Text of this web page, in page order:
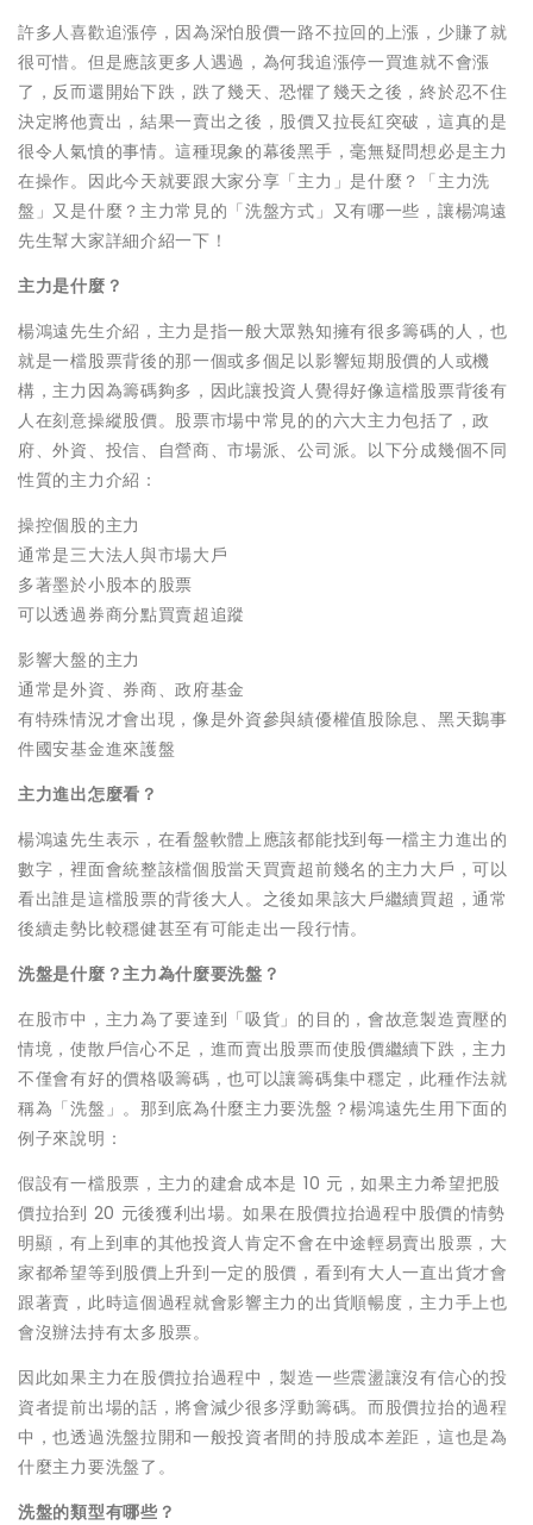
許多人喜歡追漲停，因為深怕股價一路不拉回的上漲，少賺了就
很可惜。但是應該更多人遇過，為何我追漲停一買進就不會漲
了，反而還開始下跌，跌了幾天、恐懼了幾天之後，終於忍不住
決定將他賣出，結果一賣出之後，股價又拉長紅突破，這真的是
很令人氣憤的事情。這種現象的幕後黑手，毫無疑問想必是主力
在操作。因此今天就要跟大家分享「主力」是什麼？「主力洗
盤」又是什麼？主力常見的「洗盤方式」又有哪一些，讓楊鴻遠
先生幫大家詳細介紹一下！
主力是什麼？
楊鴻遠先生介紹，主力是指一般大眾熟知擁有很多籌碼的人，也
就是一檔股票背後的那一個或多個足以影響短期股價的人或機
構，主力因為籌碼夠多，因此讓投資人覺得好像這檔股票背後有
人在刻意操縱股價。股票市場中常見的的六大主力包括了，政
府、外資、投信、自營商、市場派、公司派。以下分成幾個不同
性質的主力介紹：
操控個股的主力
通常是三大法人與市場大戶
多著墨於小股本的股票
可以透過券商分點買賣超追蹤
影響大盤的主力
通常是外資、券商、政府基金
有特殊情況才會出現，像是外資參與績優權值股除息、黑天鵝事
件國安基金進來護盤
主力進出怎麼看？
楊鴻遠先生表示，在看盤軟體上應該都能找到每一檔主力進出的
數字，裡面會統整該檔個股當天買賣超前幾名的主力大戶，可以
看出誰是這檔股票的背後大人。之後如果該大戶繼續買超，通常
後續走勢比較穩健甚至有可能走出一段行情。
洗盤是什麼？主力為什麼要洗盤？
在股市中，主力為了要達到「吸貨」的目的，會故意製造賣壓的
情境，使散戶信心不足，進而賣出股票而使股價繼續下跌，主力
不僅會有好的價格吸籌碼，也可以讓籌碼集中穩定，此種作法就
稱為「洗盤」。那到底為什麼主力要洗盤？楊鴻遠先生用下面的
例子來說明：
假設有一檔股票，主力的建倉成本是 10 元，如果主力希望把股
價拉抬到 20 元後獲利出場。如果在股價拉抬過程中股價的情勢
明顯，有上到車的其他投資人肯定不會在中途輕易賣出股票，大
家都希望等到股價上升到一定的股價，看到有大人一直出貨才會
跟著賣，此時這個過程就會影響主力的出貨順暢度，主力手上也
會沒辦法持有太多股票。
因此如果主力在股價拉抬過程中，製造一些震盪讓沒有信心的投
資者提前出場的話，將會減少很多浮動籌碼。而股價拉抬的過程
中，也透過洗盤拉開和一般投資者間的持股成本差距，這也是為
什麼主力要洗盤了。
洗盤的類型有哪些？